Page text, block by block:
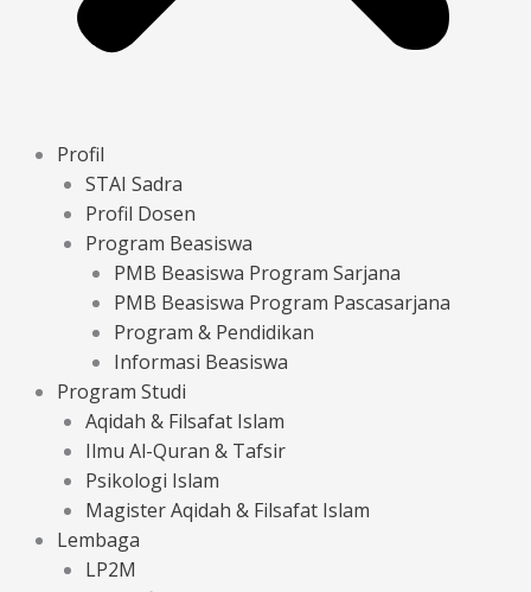
Profil
STAI Sadra
Profil Dosen
Program Beasiswa
PMB Beasiswa Program Sarjana
PMB Beasiswa Program Pascasarjana
Program & Pendidikan
Informasi Beasiswa
Program Studi
Aqidah & Filsafat Islam
Ilmu Al-Quran & Tafsir
Psikologi Islam
Magister Aqidah & Filsafat Islam
Lembaga
LP2M